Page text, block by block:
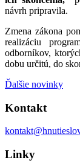
návrh pripravila.
Zmena zákona
realizáciu
odborníkov,
dobu určitú, do
Ďalšie novinky
Kontakt
Linky